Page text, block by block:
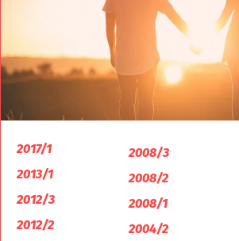
2017/1
2013/1
2012/3
2012/2
2008/3
2008/2
2008/1
2004/2